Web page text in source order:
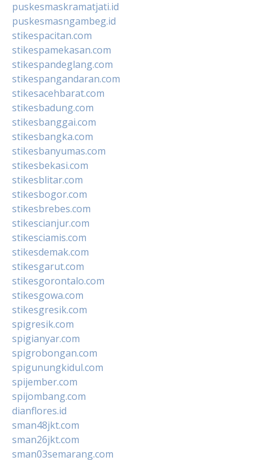
puskesmaskramatjati.id
puskesmasngambeg.id
stikespacitan.com
stikespamekasan.com
stikespandeglang.com
stikespangandaran.com
stikesacehbarat.com
stikesbadung.com
stikesbanggai.com
stikesbangka.com
stikesbanyumas.com
stikesbekasi.com
stikesblitar.com
stikesbogor.com
stikesbrebes.com
stikescianjur.com
stikesciamis.com
stikesdemak.com
stikesgarut.com
stikesgorontalo.com
stikesgowa.com
stikesgresik.com
spigresik.com
spigianyar.com
spigrobongan.com
spigunungkidul.com
spijember.com
spijombang.com
dianflores.id
sman48jkt.com
sman26jkt.com
sman03semarang.com